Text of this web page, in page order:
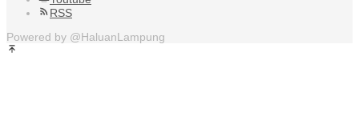
RSS
Powered by @HaluanLampung